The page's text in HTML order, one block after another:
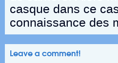
casque dans ce
connaissance des
Leave a comment!